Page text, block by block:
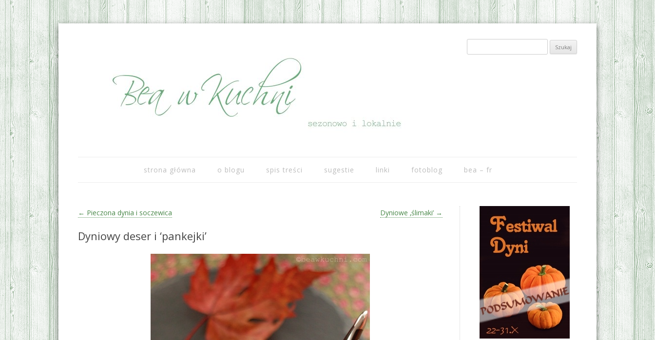
Szukaj:
strona główna
o blogu spis treści sugestie linki fotoblog bea – fr
Zobacz wpisy
← Pieczona dynia i soczewica Dyniowe ‚ślimaki’ →
Dyniowy deser i ‘pankejki’